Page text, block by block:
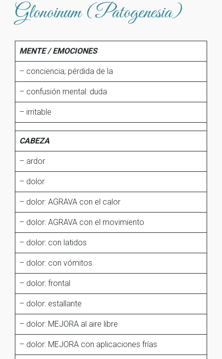
Glonoinum (Patogenesia)
MENTE / EMOCIONES
– conciencia; pérdida de la
– confusión mental: duda
– irritable
CABEZA
– ardor
– dolor
– dolor: AGRAVA con el calor
– dolor: AGRAVA con el movimiento
– dolor: con latidos
– dolor: con vómitos
– dolor: frontal
– dolor: estallante
– dolor: MEJORA al aire libre
– dolor: MEJORA con aplicaciones frías